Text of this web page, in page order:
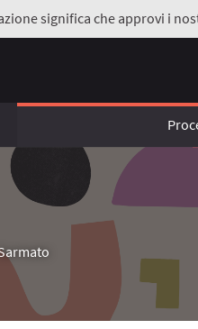
significa che approvi i